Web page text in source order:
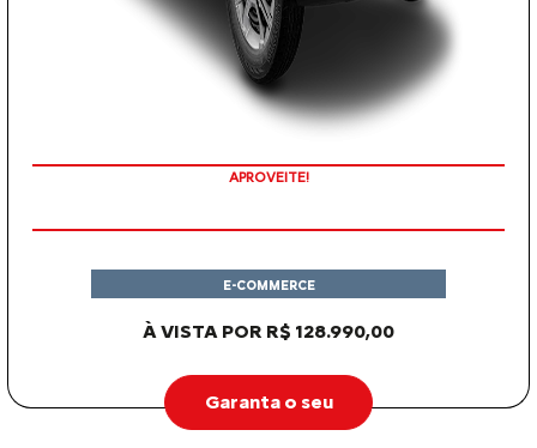
APROVEITE!
À VISTA POR R$ 128.990,00
E-COMMERCE
Garanta o seu